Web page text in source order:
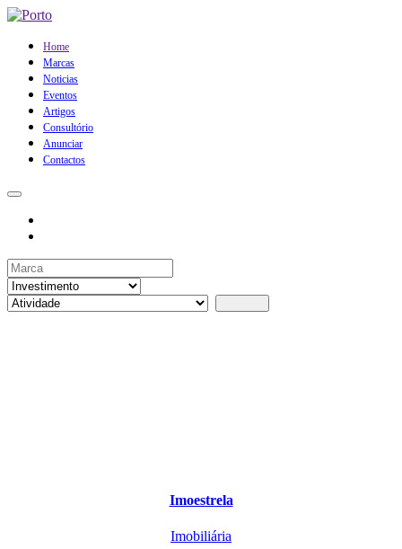
Home
Marcas
Noticias
Eventos
Artigos
Consultório
Anunciar
Contactos
Imoestrela
Imobiliária